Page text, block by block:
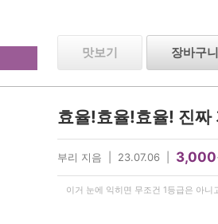
맛보기 장바구
부리 지음 | 23.07.06 | 3,000
이거 눈에 익히면 무조건 1등급은 아